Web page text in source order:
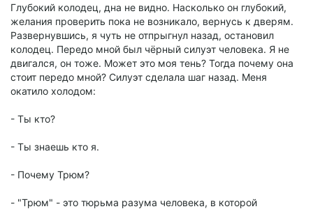
Глубокий колодец, дна не видно. Насколько он глубокий,
желания проверить пока не возникало, вернусь к дверям.
Развернувшись, я чуть не отпрыгнул назад, остановил
колодец. Передо мной был чёрный силуэт человека. Я не
двигался, он тоже. Может это моя тень? Тогда почему она
стоит передо мной? Силуэт сделала шаг назад. Меня
окатило холодом:
- Ты кто?
- Ты знаешь кто я.
- Почему Трюм?
- "Трюм" - это тюрьма разума человека, в которой